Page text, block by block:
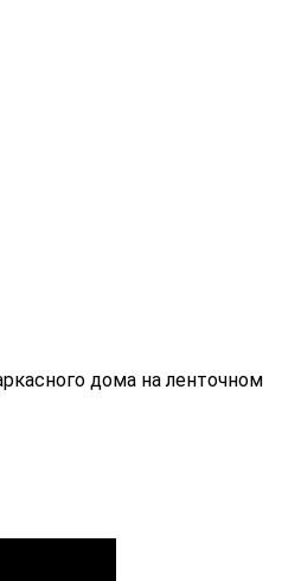
дома на ленточном